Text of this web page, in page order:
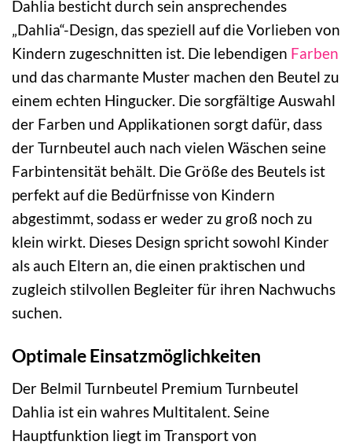
Dahlia besticht durch sein ansprechendes
„Dahlia“-Design, das speziell auf die Vorlieben von
Kindern zugeschnitten ist. Die lebendigen Farben
und das charmante Muster machen den Beutel zu
einem echten Hingucker. Die sorgfältige Auswahl
der Farben und Applikationen sorgt dafür, dass
der Turnbeutel auch nach vielen Wäschen seine
Farbintensität behält. Die Größe des Beutels ist
perfekt auf die Bedürfnisse von Kindern
abgestimmt, sodass er weder zu groß noch zu
klein wirkt. Dieses Design spricht sowohl Kinder
als auch Eltern an, die einen praktischen und
zugleich stilvollen Begleiter für ihren Nachwuchs
suchen.
Optimale Einsatzmöglichkeiten
Der Belmil Turnbeutel Premium Turnbeutel
Dahlia ist ein wahres Multitalent. Seine
Hauptfunktion liegt im Transport von